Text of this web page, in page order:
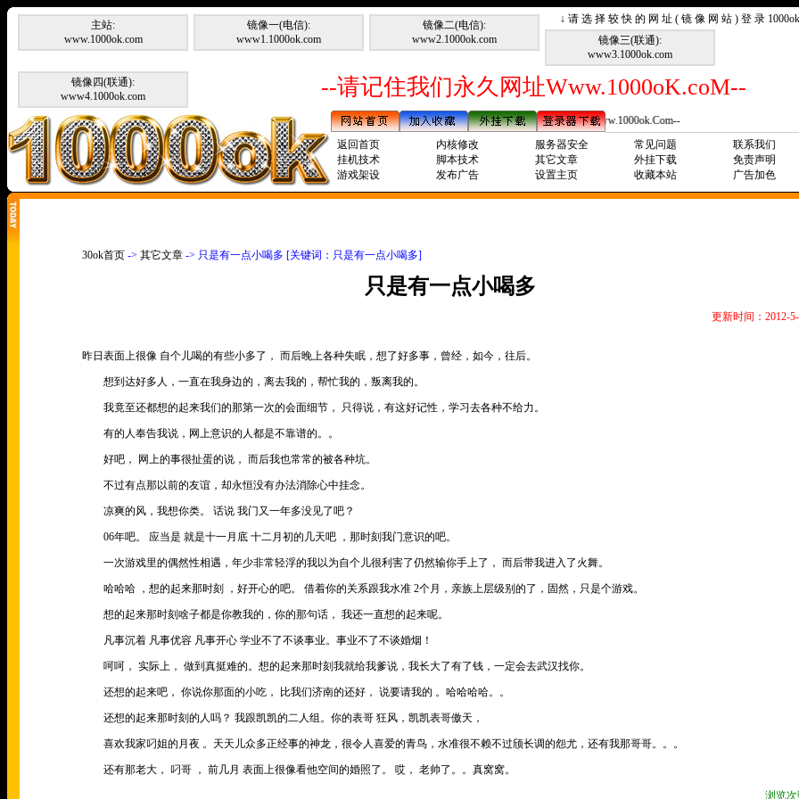
↓ 请 选 择 较 快 的 网 址 ( 镜 像 网 站 ) 登 录
主站:
www.1000ok.com
镜像一(电信):
www1.1000ok.com
镜像二(电信):
www2.1000ok.com
镜像三(联通):
www3.1000ok.com
镜像四(联通):
www4.1000ok.com
--请记住我们永久网址Www.1000oK.coM--
--请记住我们永久网址Www.1000ok.Com--
返回首页
内核修改 服务器安全 常见问题
联系我们
挂机技术
脚本技术 其它文章 外挂下载
免责声明
游戏架设
发布广告 设置主页 收藏本站 广告加色
30ok首页 -> 其它文章 -> 只是有一点小喝多 [关键词：只是有一点小喝多]
只是有一点小喝多
更新时间：2012-
昨日表面上很像 自个儿喝的有些小多了， 而后晚上各种失眠，想了好多事，曾经，如今，往后。
想到达好多人，一直在我身边的，离去我的，帮忙我的，叛离我的。
我竟至还都想的起来我们的那第一次的会面细节， 只得说，有这好记性，学习去各种不给力。
有的人奉告我说，网上意识的人都是不靠谱的。。
好吧， 网上的事很扯蛋的说， 而后我也常常的被各种坑。
不过有点那以前的友谊，却永恒没有办法消除心中挂念。
凉爽的风，我想你类。 话说 我门又一年多没见了吧？
06年吧。 应当是 就是十一月底 十二月初的几天吧 ，那时刻我门意识的吧。
一次游戏里的偶然性相遇，年少非常轻浮的我以为自个儿很利害了仍然输你手上了， 而后带我进入了火舞。
哈哈哈 ，想的起来那时刻 ，好开心的吧。 借着你的关系跟我水准 2个月，亲族上层级别的了，固然，只是个游戏。
想的起来那时刻啥子都是你教我的，你的那句话， 我还一直想的起来呢。
凡事沉着 凡事优容 凡事开心 学业不了不谈事业。事业不了不谈婚烟！
呵呵， 实际上， 做到真挺难的。想的起来那时刻我就给我爹说，我长大了有了钱，一定会去武汉找你。
还想的起来吧， 你说你那面的小吃， 比我们济南的还好， 说要请我的 。哈哈哈哈。。
还想的起来那时刻的人吗？ 我跟凯凯的二人组。你的表哥 狂风，凯凯表哥傲天，
喜欢我家叼姐的月夜 。天天儿众多正经事的神龙，很令人喜爱的青鸟，水准很不赖不过颀长调的怨尤，还有我那哥哥。。。
还有那老大， 叼哥 ， 前几月 表面上很像看他空间的婚照了。 哎， 老帅了。。真窝窝。
浏览